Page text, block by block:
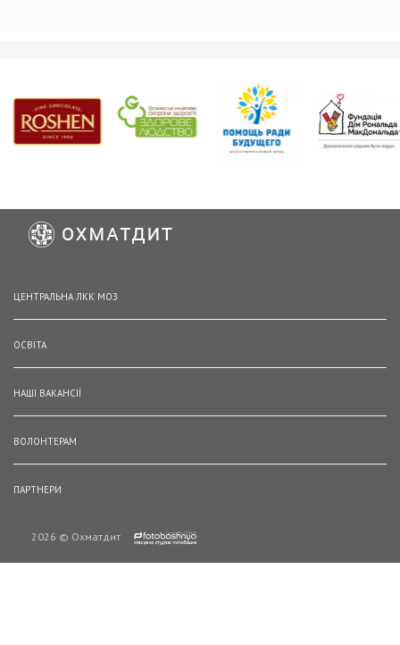
ЦЕНТРАЛЬНА ЛКК МОЗ
ОСВІТА
НАШІ ВАКАНСІЇ
ВОЛОНТЕРАМ
ПАРТНЕРИ
2026 © Охматдит